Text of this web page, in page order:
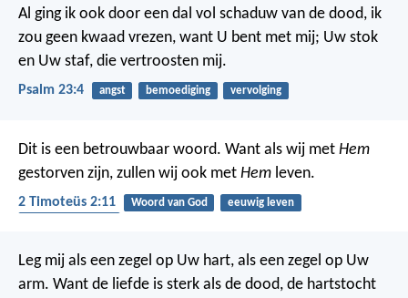
Al ging ik ook door een dal vol schaduw van de dood, ik
zou geen kwaad vrezen, want U bent met mij; Uw stok
en Uw staf, die vertroosten mij.
Psalm 23:4 angst bemoediging vervolging
Dit is een betrouwbaar woord. Want als wij met Hem
gestorven zijn, zullen wij ook met Hem leven.
2 Timoteüs 2:11 Woord van God
eeuwig leven
Leg mij als een zegel op Uw hart, als een zegel op Uw
arm. Want de liefde is sterk als de dood, de hartstocht